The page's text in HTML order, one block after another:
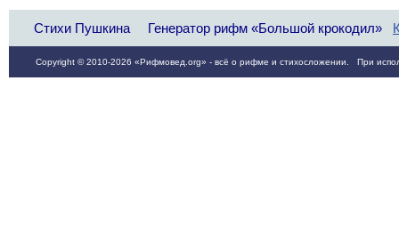
Стихи Пушкина Генератор рифм «Большой крокодил»
Copyright © 2010-2026 «Рифмовед.org» - всё о рифме и стихосложении. При